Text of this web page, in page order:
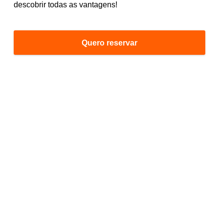
descobrir todas as vantagens!
Quero reservar